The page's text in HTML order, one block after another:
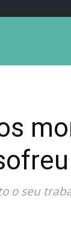
o seu